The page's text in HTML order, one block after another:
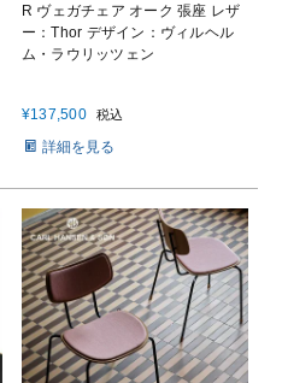
R ヴェガチェア オーク 張座 レザ
ー：Thor デザイン：ヴィルヘル
ム・ラウリッツェン
¥137,500 税込
詳細を見る